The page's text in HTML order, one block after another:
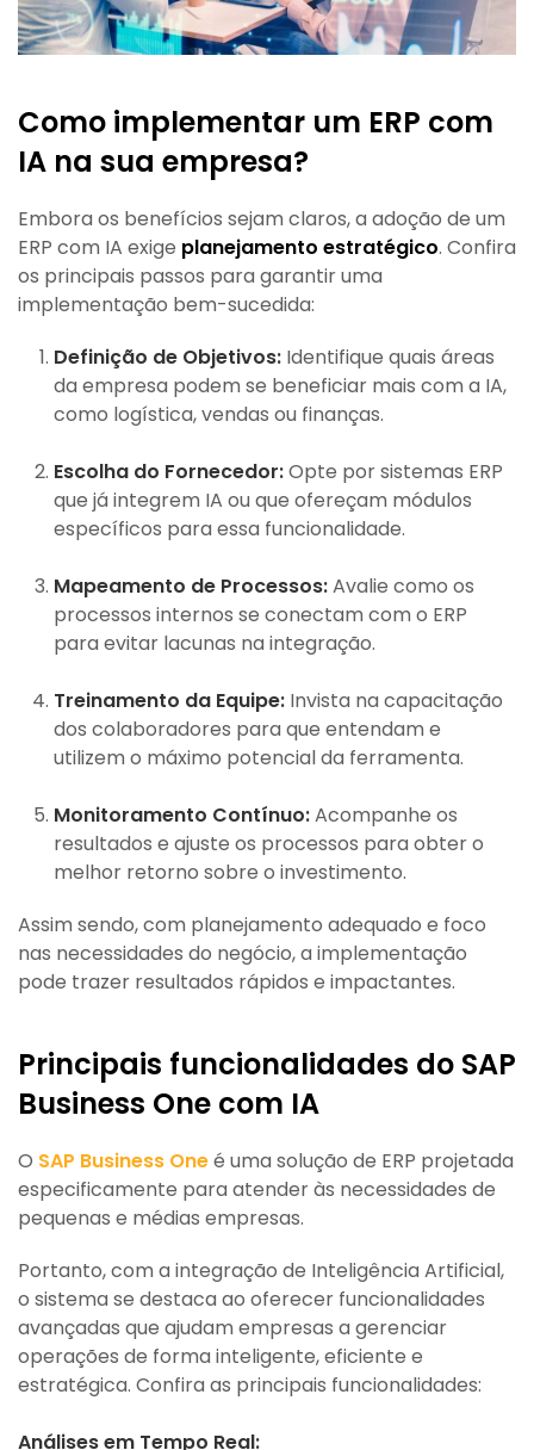
Como implementar um ERP com
IA na sua empresa?
Embora os benefícios sejam claros, a adoção de um
ERP com IA exige planejamento estratégico. Confira
os principais passos para garantir uma
implementação bem-sucedida:
Definição de Objetivos: Identifique quais áreas
da empresa podem se beneficiar mais com a IA,
como logística, vendas ou finanças.
Escolha do Fornecedor:Opte por sistemas ERP
que já integrem IA ou que ofereçam módulos
específicos para essa funcionalidade.
Mapeamento de Processos:Avalie como os
processos internos se conectam com o ERP
para evitar lacunas na integração.
Treinamento da Equipe: Invista na capacitação
dos colaboradores para que entendam e
utilizem o máximo potencial da ferramenta.
Monitoramento Contínuo:Acompanhe os
resultados e ajuste os processos para obter o
melhor retorno sobre o investimento.
Assim sendo, com planejamento adequado e foco
nas necessidades do negócio, a implementação
pode trazer resultados rápidos e impactantes.
Principais funcionalidades do SAP
Business One com IA
O SAP Business Oneé uma solução de ERP projetada
especificamente para atender às necessidades de
pequenas e médias empresas.
Portanto, com a integração de Inteligência Artificial,
o sistema se destaca ao oferecer funcionalidades
avançadas que ajudam empresas a gerenciar
operações de forma inteligente, eficiente e
estratégica. Confira as principais funcionalidades:
Análises em Tempo Real: